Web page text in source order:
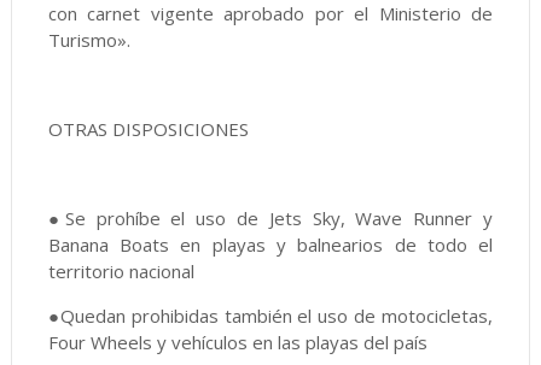
con carnet vigente aprobado por el Ministerio de
Turismo».
OTRAS DISPOSICIONES
●Se prohíbe el uso de Jets Sky, Wave Runner y
Banana Boats en playas y balnearios de todo el
territorio nacional
●Quedan prohibidas también el uso de motocicletas,
Four Wheels y vehículos en las playas del país